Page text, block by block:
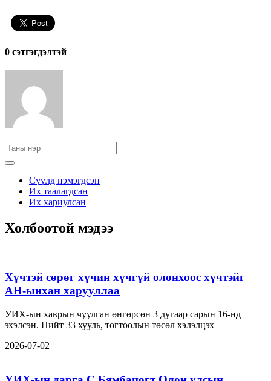
0 cэтгэгдэлтэй
Сүүлд нэмэгдсэн
Их таалагдсан
Их хариулсан
Холбоотой мэдээ
Хүчтэй сөрөг хүчин хүчгүй олонхоос хүчтэйг
АН-ынхан харууллаа
УИХ-ын хаврын чуулган өнгөрсөн 3 дугаар сарын 16-нд
эхэлсэн. Нийт 33 хууль, тогтоолын төсөл хэлэлцэх
2026-07-02